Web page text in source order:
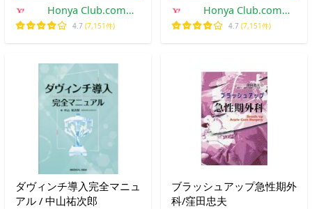
Honya Club.com
Yahoo!店
4.7 (7,151件)
Honya Club.com
Yahoo!店
4.7 (7,151件)
ダヴィンチ導入完全マニュ
アル / 中山祐次郎
ブラッシュアップ急性期外
科/窪田忠夫